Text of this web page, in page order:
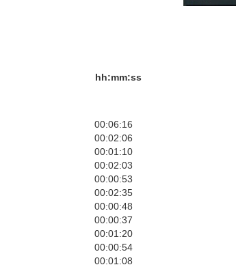
hh:mm:ss
00:06:16
00:02:06
00:01:10
00:02:03
00:00:53
00:02:35
00:00:48
00:00:37
00:01:20
00:00:54
00:01:08